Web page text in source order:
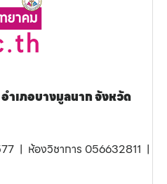
ำเภอบางมูลนาก จังหวัด
| ห้องวิชาการ 056632811 |